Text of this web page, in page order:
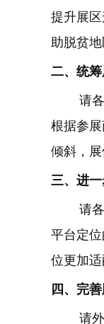
提升展
助脱贫
二、统
请
根据参
倾斜，
三、进
请
平台定
位更加适
四、完
请